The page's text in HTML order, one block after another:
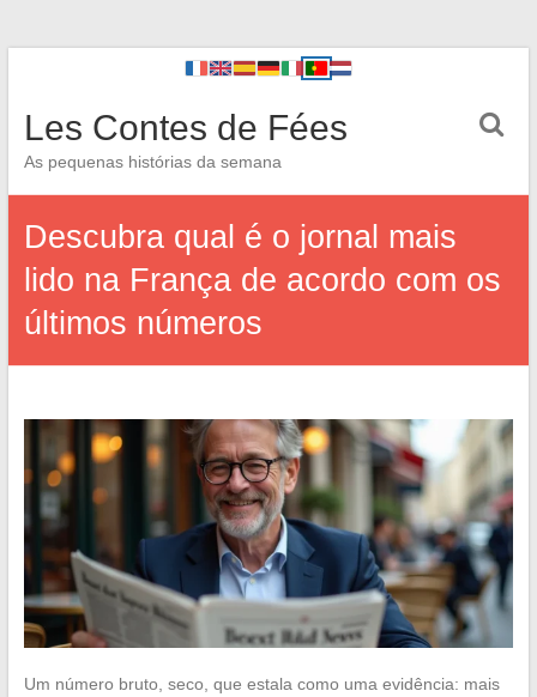
Les Contes de Fées
As pequenas histórias da semana
Descubra qual é o jornal mais
lido na França de acordo com os
últimos números
Um número bruto, seco, que estala como uma evidência: mais